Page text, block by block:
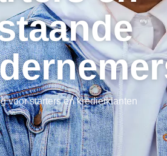
voor starters en kredietklanten